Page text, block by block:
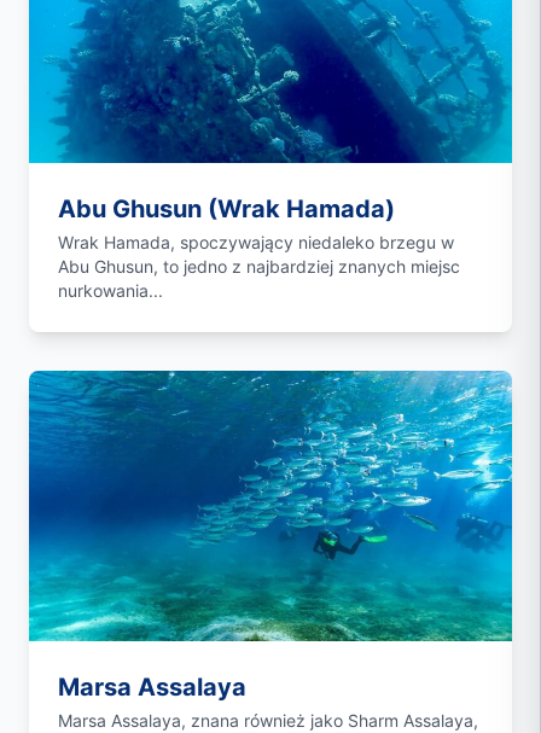
Abu Ghusun (Wrak Hamada)
Wrak Hamada, spoczywający niedaleko brzegu w
Abu Ghusun, to jedno z najbardziej znanych miejsc
nurkowania...
Marsa Assalaya
Marsa Assalaya, znana również jako Sharm Assalaya,